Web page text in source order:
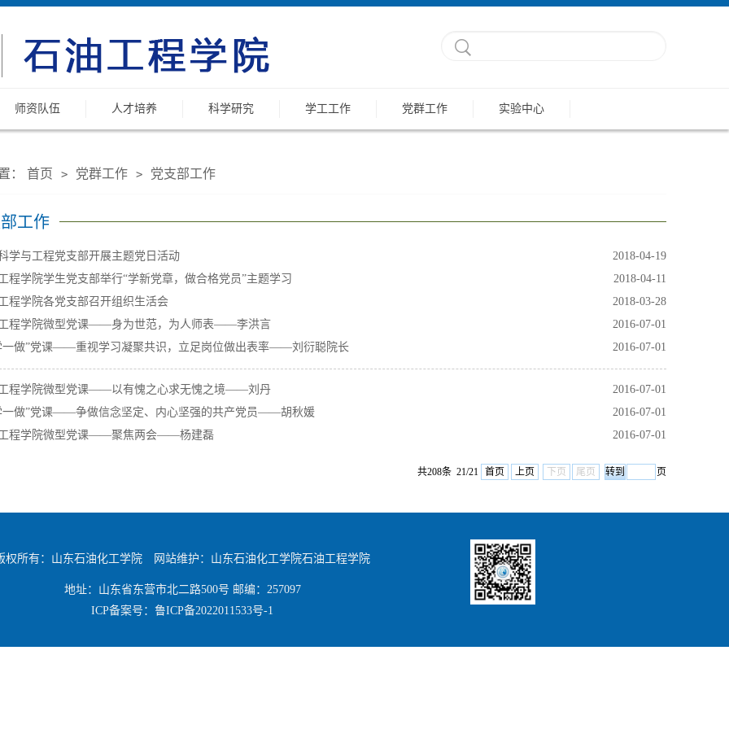
师资队伍 人才培养 科学研究 学工工作 党群工作 实验中心
： 首页 > 党群工作 > 党支部工作
工作
2018-04-19
学与工程党支部开展主题党日活动
2018-04-11
程学院学生党支部举行“学新党章，做合格党员”主题学习
2018-03-28
程学院各党支部召开组织生活会
2016-07-01
程学院微型党课——身为世范，为人师表——李洪言
2016-07-01
一做”党课——重视学习凝聚共识，立足岗位做出表率——刘衍聪院长
2016-07-01
程学院微型党课——以有愧之心求无愧之境——刘丹
2016-07-01
一做”党课——争做信念坚定、内心坚强的共产党员——胡秋媛
2016-07-01
程学院微型党课——聚焦两会——杨建磊
共208条 21/21 首页 上页 下页 尾页 页
权所有：山东石油化工学院 网站维护：山东石油化工学院石油工程学院
地址：山东省东营市北二路500号 邮编：257097
ICP备案号： 鲁ICP备2022011533号-1